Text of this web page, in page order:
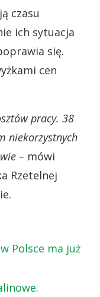
czasu
ich sytuacja
się.
cen
pracy. 38
niekorzystnych
– mówi
Rzetelnej
Polsce ma już